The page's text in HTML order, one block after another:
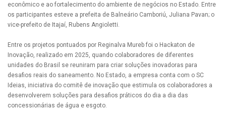
econômico e ao fortalecimento do ambiente de negócios no Estado. Entre
os participantes esteve a prefeita de Balneário Camboriú, Juliana Pavan; o
vice-prefeito de Itajaí, Rubens Angioletti.
Entre os projetos pontuados por Reginalva Mureb foi o Hackaton de
Inovação, realizado em 2025, quando colaboradores de diferentes
unidades do Brasil se reuniram para criar soluções inovadoras para
desafios reais do saneamento. No Estado, a empresa conta com o SC
Ideias, iniciativa do comitê de inovação que estimula os colaboradores a
desenvolverem soluções para desafios práticos do dia a dia das
concessionárias de água e esgoto.